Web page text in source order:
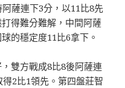
薩連下3分，以11比8先
得難分難解，中間阿薩
的穩定度11比6拿下。
雙方戰成8比8後阿薩連
2比1領先。第四盤莊智